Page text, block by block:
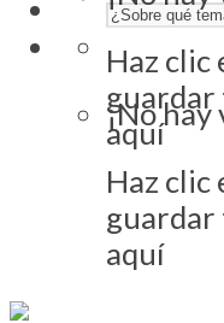
Haz clic
guardar
aquí
¡No hay
Haz clic
guardar
aquí